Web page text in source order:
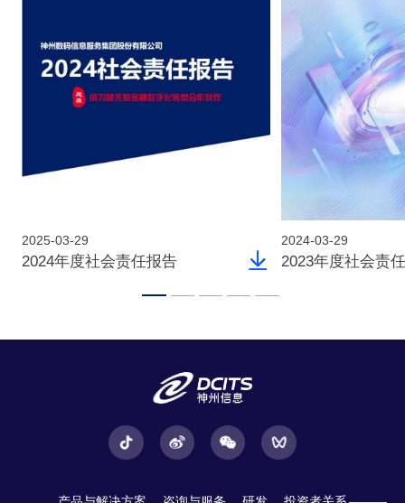
2025-03-29
2024年度社会责任报告
2024-03-29
2023年度社会责